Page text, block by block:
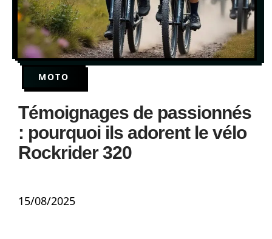
MOTO
Témoignages de passionnés
: pourquoi ils adorent le vélo
Rockrider 320
15/08/2025